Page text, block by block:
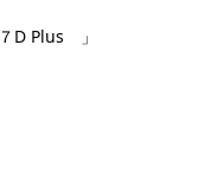
D Plus 」